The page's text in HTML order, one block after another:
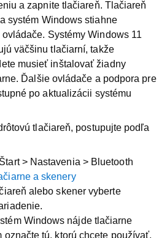
a zapnite tlačiareň. Tlačiareň
systém Windows stiahne
Systémy Windows 11
väčšinu tlačiarní, takže
musieť inštalovať žiadny
Ďalšie ovládače a podpora pre
po aktualizácii systému
tlačiareň, postupujte podľa
Štart > Nastavenia > Bluetooth
a skenery
alebo skenervyberte
.
Windows nájde tlačiarne
označte tú, ktorú chcete používať,